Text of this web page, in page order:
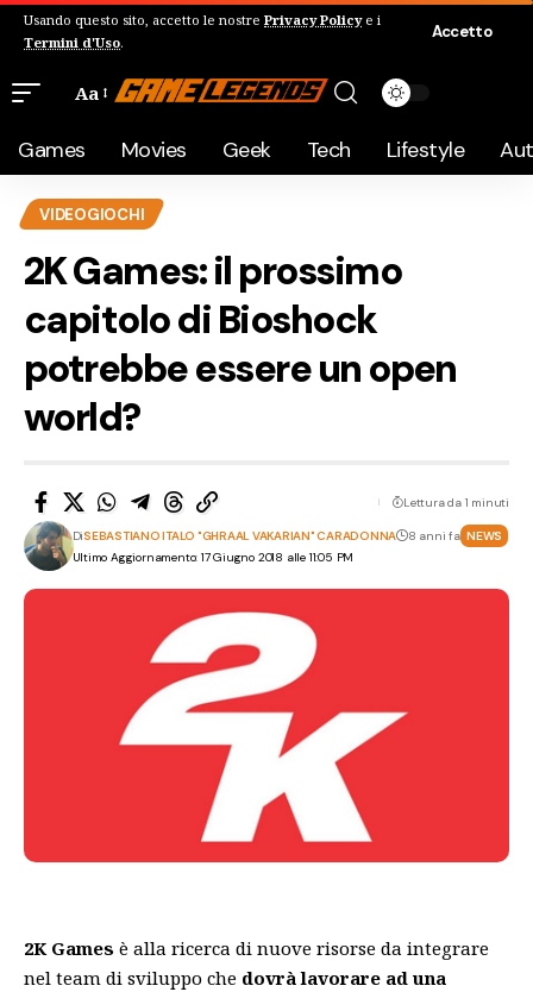
Usando questo sito, accetto le nostre Privacy Policye i
Termini d'Uso.
Accetto
Aa
Games Movies Geek Tech Lifestyle
VIDEOGIOCHI
2K Games: il prossimo
capitolo di Bioshock
potrebbe essere un open
world?
Ultimo Aggiornamento: 17 Giugno 2018 alle 11:05 PM
DiSEBASTIANO ITALO "GHRAAL VAKARIAN" CARADONNA 8 anni fa NEWS
Lettura da 1 minuti
2K Games è alla ricerca di nuove risorse da integrare
nel team di sviluppo che dovrà lavorare ad una